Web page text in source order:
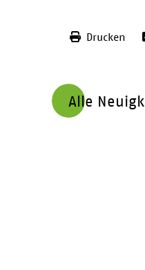
Drucken
Alle